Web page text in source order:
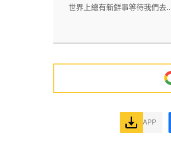
世界上總有新鮮事等待我們去
APP